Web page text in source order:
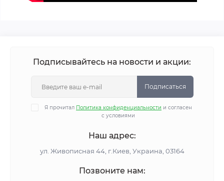
Подписывайтесь на новости и акции:
Подписаться
Я прочитал Политика конфиденциальности и согласен
с условиями
Наш адрес:
ул. Живописная 44, г.Киев, Украина, 03164
Позвоните нам: